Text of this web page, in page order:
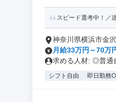
スピード選考中！／
神奈川県横浜市金
月給33万円～70万
求める人材: ◎普通
シフト自由 即日勤務